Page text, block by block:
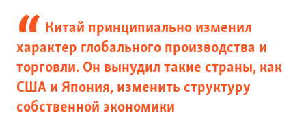
Китай принципиально изменил
характер глобального производства и
торговли. Он вынудил такие страны, как
США и Япония, изменить структуру
собственной экономики